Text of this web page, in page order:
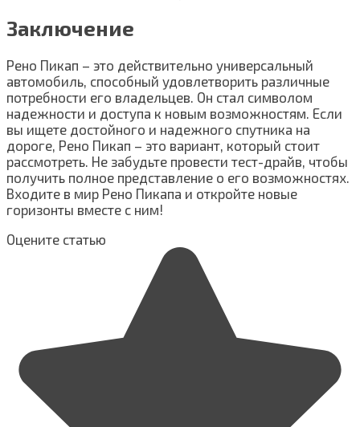
Заключение
Рено Пикап – это действительно универсальный
автомобиль, способный удовлетворить различные
потребности его владельцев. Он стал символом
надежности и доступа к новым возможностям. Если
вы ищете достойного и надежного спутника на
дороге, Рено Пикап – это вариант, который стоит
рассмотреть. Не забудьте провести тест-драйв, чтобы
получить полное представление о его возможностях.
Входите в мир Рено Пикапа и откройте новые
горизонты вместе с ним!
Оцените статью